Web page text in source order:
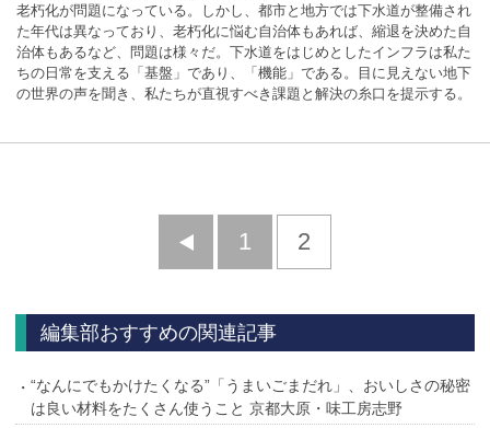
老朽化が問題になっている。しかし、都市と地方では下水道が整備され
た年代は異なっており、老朽化に悩む自治体もあれば、縮退を決めた自
治体もあるなど、問題は様々だ。下水道をはじめとしたインフラは私た
ちの日常を支える「基盤」であり、「機能」である。目に見えない地下
の世界の声を聞き、私たちが直視すべき課題と解決の糸口を提示する。
前
1 2
編集部おすすめの関連記事
“なんにでもかけたくなる”「うまいごまだれ」、おいしさの秘密
は良い材料をたくさん使うこと 京都大原・味工房志野